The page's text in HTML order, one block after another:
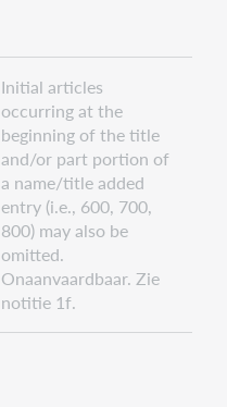
Initial articles
occurring at the
beginning of the title
and/or part portion of
a name/title added
entry (i.e., 600, 700,
800) may also be
omitted.
Onaanvaardbaar. Zie
notitie 1f.